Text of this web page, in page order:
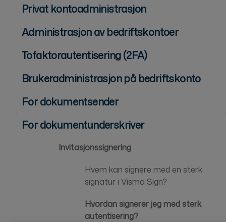
Privat kontoadministrasjon
Administrasjon av bedriftskontoer
Tofaktorautentisering (2FA)
Brukeradministrasjon på bedriftskonto
For dokumentsender
For dokumentunderskriver
Invitasjonssignering
Hvem kan signere med en sterk
signatur i Visma Sign?
Hvordan signerer jeg med sterk
autentisering?